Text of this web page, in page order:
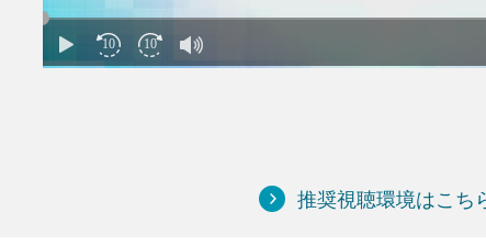
推奨視聴環境はこち